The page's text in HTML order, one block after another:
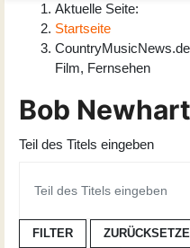
Aktuelle Seite:
Startseite
Film, Fernsehen
Bob Newhart
Teil des Titels eingeben
FILTER